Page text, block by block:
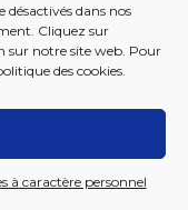
dans nos
Cliquez sur
sur notre site web. Pour
des cookies.
à caractère personnel
la durée
telle qu'elle
compétent
sur le